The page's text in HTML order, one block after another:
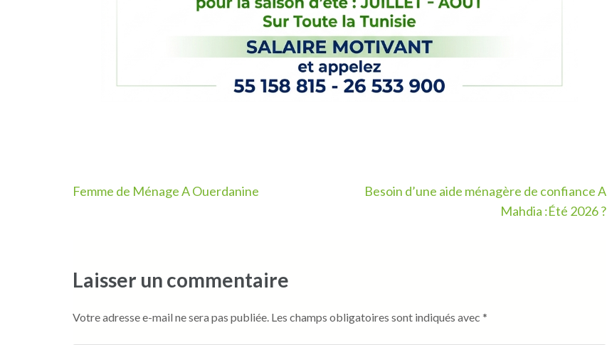
Navigation
Femme de Ménage A Ouerdanine
Besoin d’une aide ménagère de confiance A
Mahdia :Été 2026 ?
Laisser un commentaire
Votre adresse e-mail ne sera pas publiée. Les champs obligatoires sont indiqués avec *